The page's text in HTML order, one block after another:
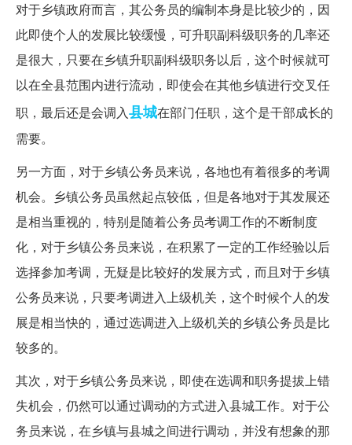
对于乡镇政府而言，其公务员的编制本身是比较少的，因
此即使个人的发展比较缓慢，可升职副科级职务的几率还
是很大，只要在乡镇升职副科级职务以后，这个时候就可
以在全县范围内进行流动，即使会在其他乡镇进行交叉任
职，最后还是会调入县城在部门任职，这个是干部成长的
需要。
另一方面，对于乡镇公务员来说，各地也有着很多的考调
机会。乡镇公务员虽然起点较低，但是各地对于其发展还
是相当重视的，特别是随着公务员考调工作的不断制度
化，对于乡镇公务员来说，在积累了一定的工作经验以后
选择参加考调，无疑是比较好的发展方式，而且对于乡镇
公务员来说，只要考调进入上级机关，这个时候个人的发
展是相当快的，通过选调进入上级机关的乡镇公务员是比
较多的。
其次，对于乡镇公务员来说，即使在选调和职务提拔上错
失机会，仍然可以通过调动的方式进入县城工作。对于公
务员来说，在乡镇与县城之间进行调动，并没有想象的那